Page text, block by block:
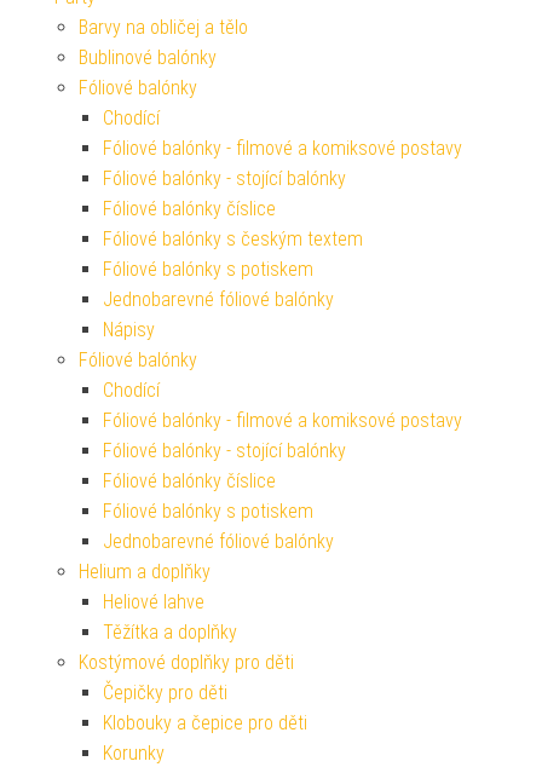
Barvy na obličej a tělo
Bublinové balónky
Fóliové balónky
Chodící
Fóliové balónky - filmové a komiksové postavy
Fóliové balónky - stojící balónky
Fóliové balónky číslice
Fóliové balónky s českým textem
Fóliové balónky s potiskem
Jednobarevné fóliové balónky
Nápisy
Fóliové balónky
Chodící
Fóliové balónky - filmové a komiksové postavy
Fóliové balónky - stojící balónky
Fóliové balónky číslice
Fóliové balónky s potiskem
Jednobarevné fóliové balónky
Helium a doplňky
Heliové lahve
Těžítka a doplňky
Kostýmové doplňky pro děti
Čepičky pro děti
Klobouky a čepice pro děti
Korunky